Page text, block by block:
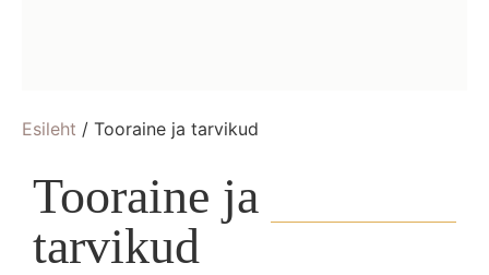
Esileht / Tooraine ja tarvikud
Tooraine ja
tarvikud